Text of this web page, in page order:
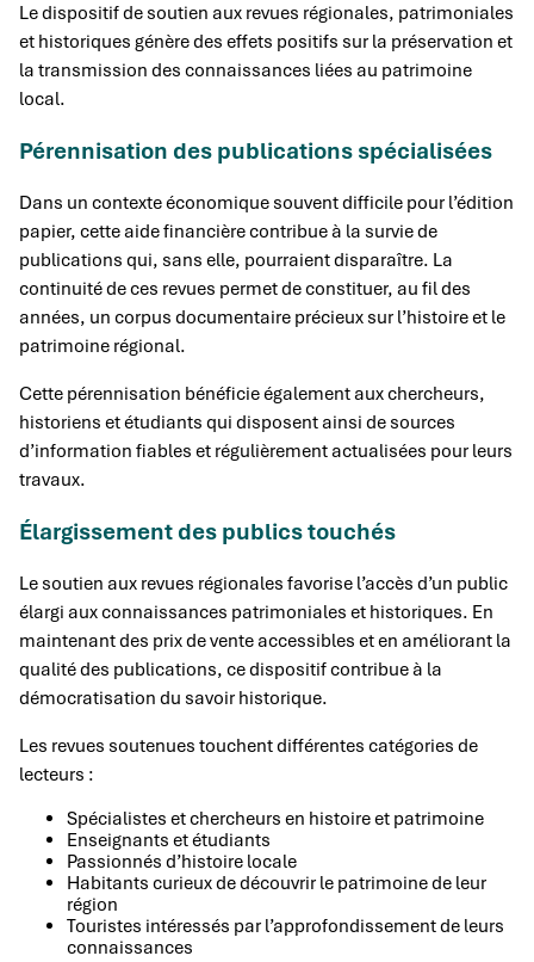
Le dispositif de soutien aux revues régionales, patrimoniales
et historiques génère des effets positifs sur la préservation et
la transmission des connaissances liées au patrimoine
local.
Pérennisation des publications spécialisées
Dans un contexte économique souvent difficile pour l’édition
papier, cette aide financière contribue à la survie de
publications qui, sans elle, pourraient disparaître. La
continuité de ces revues permet de constituer, au fil des
années, un corpus documentaire précieux sur l’histoire et le
patrimoine régional.
Cette pérennisation bénéficie également aux chercheurs,
historiens et étudiants qui disposent ainsi de sources
d’information fiables et régulièrement actualisées pour leurs
travaux.
Élargissement des publics touchés
Le soutien aux revues régionales favorise l’accès d’un public
élargi aux connaissances patrimoniales et historiques. En
maintenant des prix de vente accessibles et en améliorant la
qualité des publications, ce dispositif contribue à la
démocratisation du savoir historique.
Les revues soutenues touchent différentes catégories de
lecteurs :
Spécialistes et chercheurs en histoire et patrimoine
Enseignants et étudiants
Passionnés d’histoire locale
Habitants curieux de découvrir le patrimoine de leur
région
Touristes intéressés par l’approfondissement de leurs
connaissances